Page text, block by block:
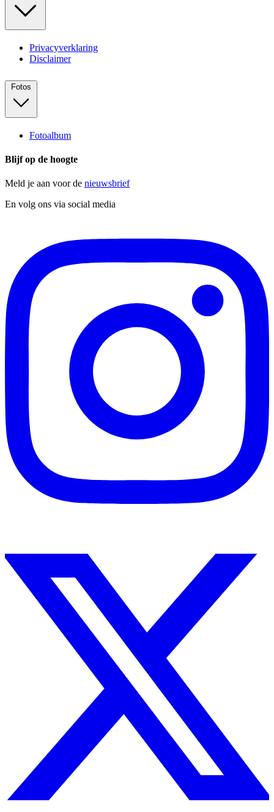
Privacyverklaring
Disclaimer
Fotos
Fotoalbum
Blijf op de hoogte
Meld je aan voor de nieuwsbrief
En volg ons via social media